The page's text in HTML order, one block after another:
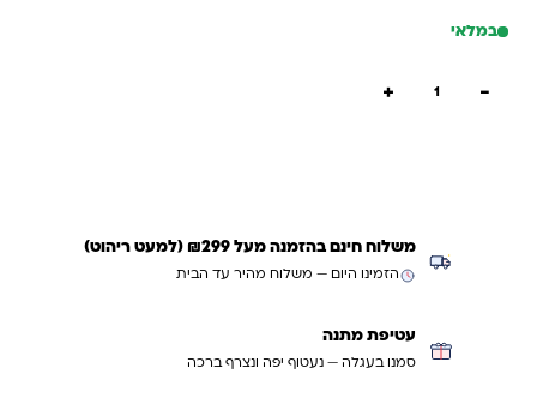
במלאי
−
+
משלוח חינם בהזמנה מעל ₪299 (למעט ריהוט)
הזמינו היום — משלוח מהיר עד הבית
עטיפת מתנה
סמנו בעגלה — נעטוף יפה ונצרף ברכה